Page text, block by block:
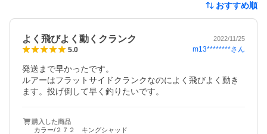
おすすめ順
よく飛びよく動くクランク 2022/11/25
5.0 m13********さん
発送まで早かったです。
ルアーはフラットサイドクランクなのによく飛びよく動き
ます。投げ倒して早く釣りたいです。
購入した商品
カラー/２７２ キングシャッド